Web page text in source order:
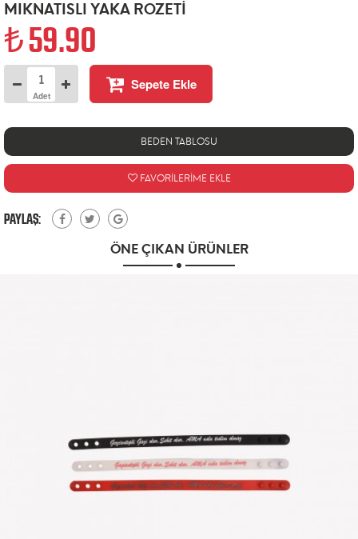
MIKNATISLI YAKA ROZETİ
59.90
Adet
Sepete Ekle
BEDEN TABLOSU
FAVORİLERİME EKLE
PAYLAŞ:
ÖNE ÇIKAN ÜRÜNLER